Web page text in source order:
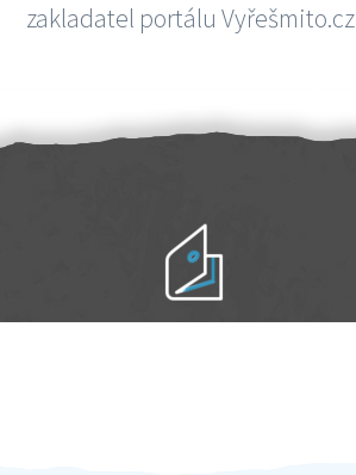
zakladatel portálu Vyřešmito.cz